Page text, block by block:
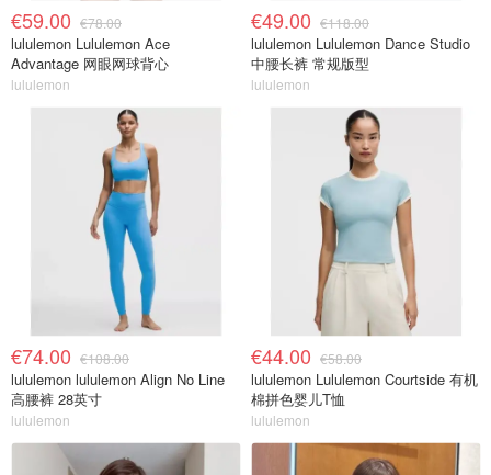
€59.00 €78.00
lululemon Lululemon Ace
Advantage 网眼网球背心
lululemon
€49.00 €118.00
lululemon Lululemon Dance Studio
中腰长裤 常规版型
lululemon
€74.00 €108.00
lululemon lululemon Align No Line
高腰裤 28英寸
lululemon
€44.00 €58.00
lululemon Lululemon Courtside 有机
棉拼色婴儿T恤
lululemon